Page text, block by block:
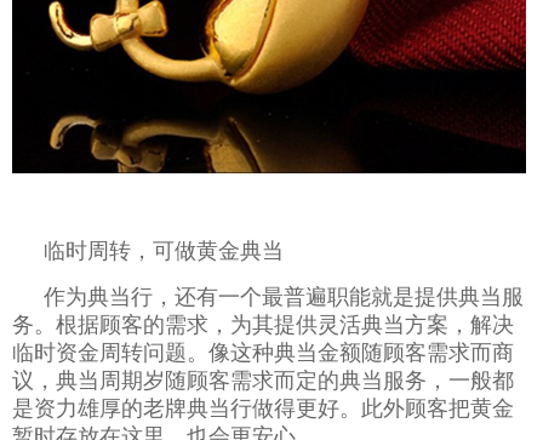
临时周转，可做黄金典当
作为典当行，还有一个最普遍职能就是提供典当服
务。根据顾客的需求，为其提供灵活典当方案，解决
临时资金周转问题。像这种典当金额随顾客需求而商
议，典当周期岁随顾客需求而定的典当服务，一般都
是资力雄厚的老牌典当行做得更好。此外顾客把黄金